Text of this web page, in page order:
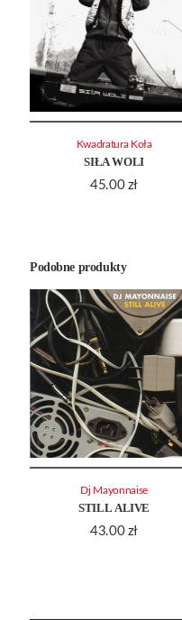
SIŁA WOLI
45.00 zł
Kwadratura Koła
Podobne produkty
STILL ALIVE
43.00 zł
Dj Mayonnaise